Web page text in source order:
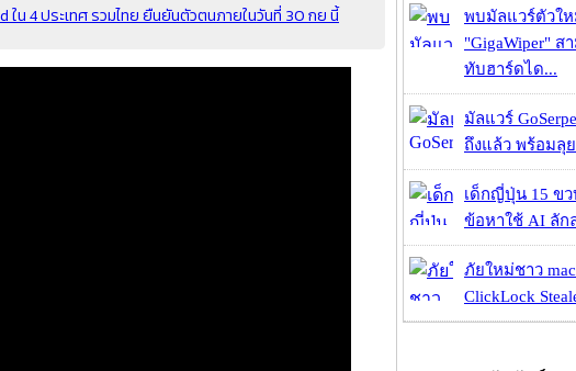
4 ประเทศ รวมไทย ยืนยันตัวตนภายในวันที่ 30 กย นี้
พบมัลแวร์ตัวใ
"GigaWiper" ส
ทับฮาร์ดได...
มัลแวร์
ถึงแล้ว พร้อมลุ
เด็กญี่ปุ่น 15 ข
ข้อหาใช้ AI ลัก
ภัยใหม่ชาว
ClickLock